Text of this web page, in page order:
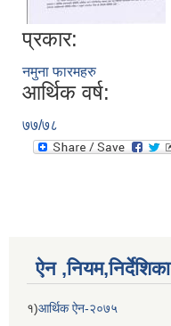
प्रकार:
नमुना फारमहरु
आर्थिक वर्ष:
७७/७८
ऐन ,नियम,निर्देशिका
१)आर्थिक ऐन-२०७५